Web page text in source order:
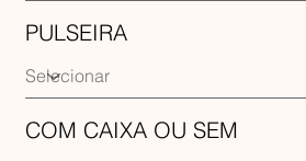
PULSEIRA
COM CAIXA OU SEM